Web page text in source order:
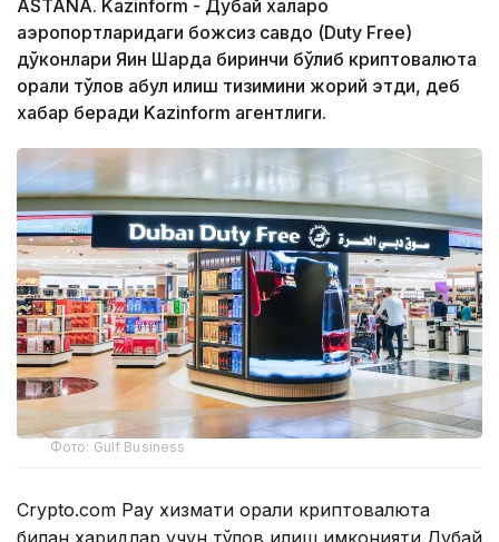
ASTANA. Kazinform - Дубай халқаро
аэропортларидаги божсиз савдо (Duty Free)
дўконлари Яқин Шарқда биринчи бўлиб криптовалюта
орқали тўлов қабул қилиш тизимини жорий этди, деб
хабар беради Kazinform агентлиги.
Фото: Gulf Business
Crypto.com Pay хизмати орқали криптовалюта